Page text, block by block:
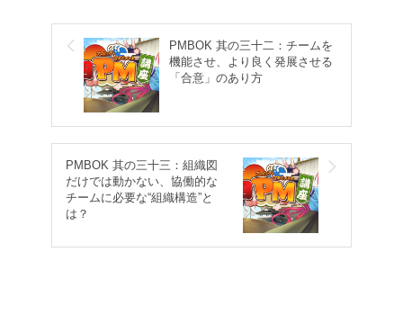
PMBOK 其の三十二：チームを
機能させ、より良く発展させる
「合意」のあり方
PMBOK 其の三十三：組織図
だけでは動かない、協働的な
チームに必要な“組織構造”と
は？